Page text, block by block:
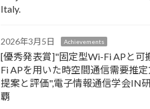
Italy.
2026年3月5日 Achievements
[優秀発表賞]"固定型Wi-Fi APと可
Fi APを用いた時空間通信需要推
提案と評価",電子情報通信学会IN
覇